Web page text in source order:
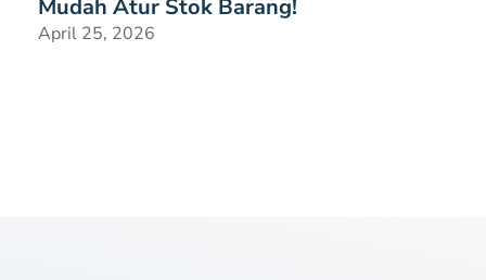
Mudah Atur Stok Barang!
April 25, 2026